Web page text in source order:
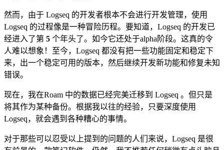
然而，由于 Logseq 的开发者根本不会进行开发管理，使用
Logseq 的过程像是一种冒险历程。要知道，Logseq 的开发已
经进入了第 5 个年头了。如今它还处于alpha阶段。这真的令
人难以想象！至今，Logseq 都没有把一些功能固定和稳定下
来，出一个稳定可用的版本，然后继续开发新功能和修复未知
错误。
现在，我在Roam 中的数据已经完美迁移到 Logseq 。但只是
将其作为某种备份。根据我以往的经验，只要深度使用
Logseq，就会遇到各种糟心的事情。
对于那些可以忍受以上提到的问题的人们来说，Logseq 是很